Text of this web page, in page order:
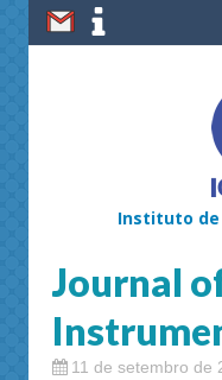
Instituto de
Journal
11 de setembro de